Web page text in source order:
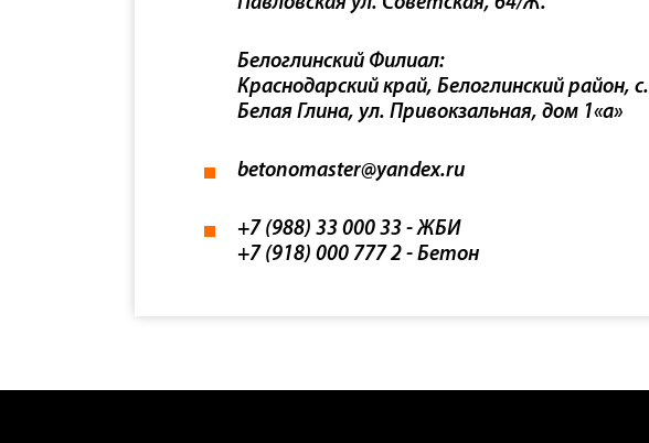
Белоглинский Филиал:
Краснодарский край, Белоглинский район, с.
Белая Глина, ул. Привокзальная, дом 1«а»
betonomaster@yandex.ru
+7 (988) 33 000 33 - ЖБИ
+7 (918) 000 777 2 - Бетон